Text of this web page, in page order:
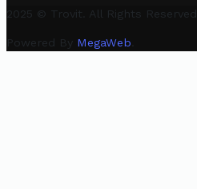
2025 © Trovit. All Rights Reserved.
Powered By MegaWeb